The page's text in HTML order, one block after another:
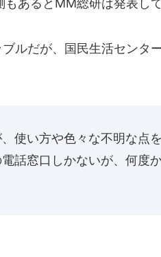
あるとMM総研は発表して
ルだが、国民生活センタ
使い方や色々な不明な点
話窓口しかないが、何度